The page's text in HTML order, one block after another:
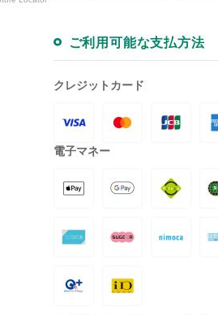
ご利用可能な支払方法
クレジットカード
電子マネー